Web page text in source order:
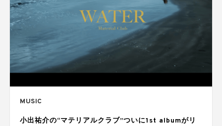
MUSIC
小出祐介の“マテリアルクラブ”ついに1st albumがリ